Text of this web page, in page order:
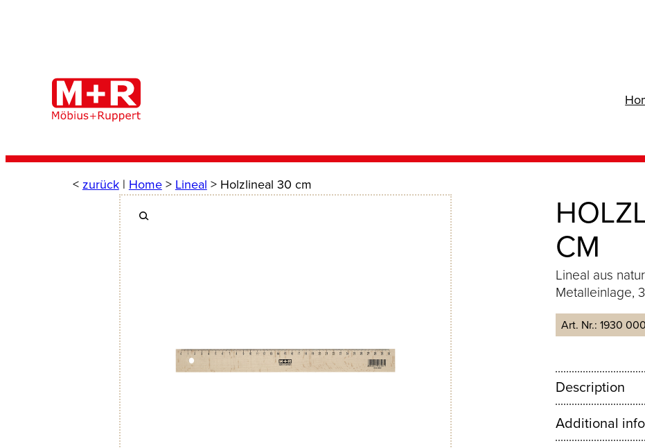
< zurück| Home> Lineal > Holzlineal 30 cm
CM
Lineal aus
Metalleinlage,
Art. Nr.: 1930
Description
Additional